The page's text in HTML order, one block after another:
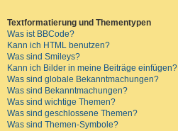
Textformatierung und Thementypen
Was ist BBCode?
Kann ich HTML benutzen?
Was sind Smileys?
Kann ich Bilder in meine Beiträge einfügen?
Was sind globale Bekanntmachungen?
Was sind Bekanntmachungen?
Was sind wichtige Themen?
Was sind geschlossene Themen?
Was sind Themen-Symbole?